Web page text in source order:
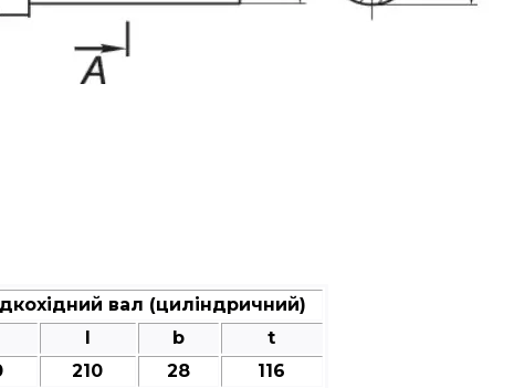
вал (циліндричний)
b
t
210 28
116